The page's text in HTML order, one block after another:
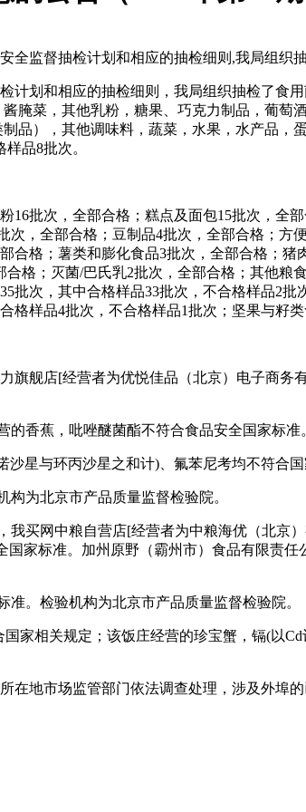
监督抽检计划和相应的抽检细则,我局组织
划和相应的抽检细则，我局组织抽检了食
腌菜，其他乳粉，糖果、巧克力制品，葡萄
品），其他调味料，蔬菜，水果，水产品，
品8批次。
批次，全部合格；糕点及面包15批次，全
，全部合格；豆制品4批次，全部合格；方
格；薯类和膨化食品3批次，全部合格；
格；灭菌/巴氏乳2批次，全部合格；其他
次，其中合格样品33批次，不合格样品2批
样品4批次，不合格样品1批次；坚果与籽
旗舰店[经营者为优悦佳品（北京）电子商
香蕉，吡唑醚菌酯不符合食品安全国家标准
星与环丙沙星之和计)、氟苯尼考均不符合
为北京市产品质量监督检验院。
买网中粮自营店[经营者为中粮海优（北京
家标准。加州原野（霸州市）食品有限责
。检验机构为北京市产品质量监督检验院。
家相关规定；该饭庄经营的珍宝蟹，镉(以
地市场监管部门依法调查处理，涉及外埠的